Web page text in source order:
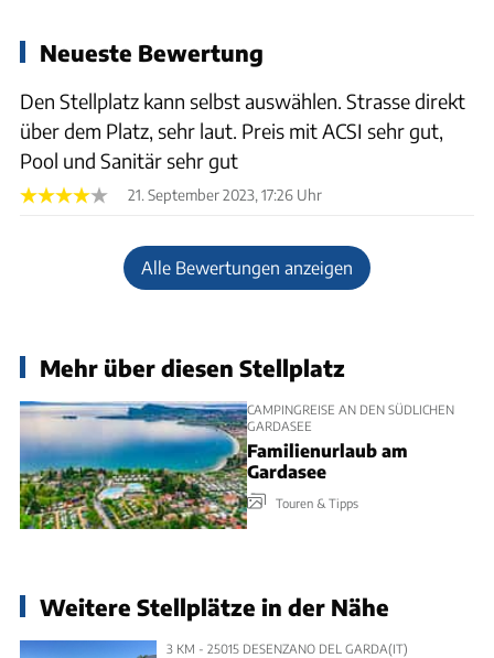
Neueste Bewertung
Den Stellplatz kann selbst auswählen. Strasse direkt
über dem Platz, sehr laut. Preis mit ACSI sehr gut,
Pool und Sanitär sehr gut
21. September 2023, 17:26 Uhr
Alle Bewertungen anzeigen
Mehr über diesen Stellplatz
CAMPINGREISE AN DEN SÜDLICHEN
GARDASEE
Familienurlaub am
Gardasee
Touren & Tipps
Weitere Stellplätze in der Nähe
3 KM - 25015 DESENZANO DEL GARDA(IT)